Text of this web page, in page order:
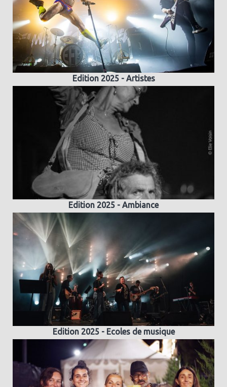
Edition 2025 - Artistes
Edition 2025 - Ambiance
Edition 2025 - Ecoles de musique